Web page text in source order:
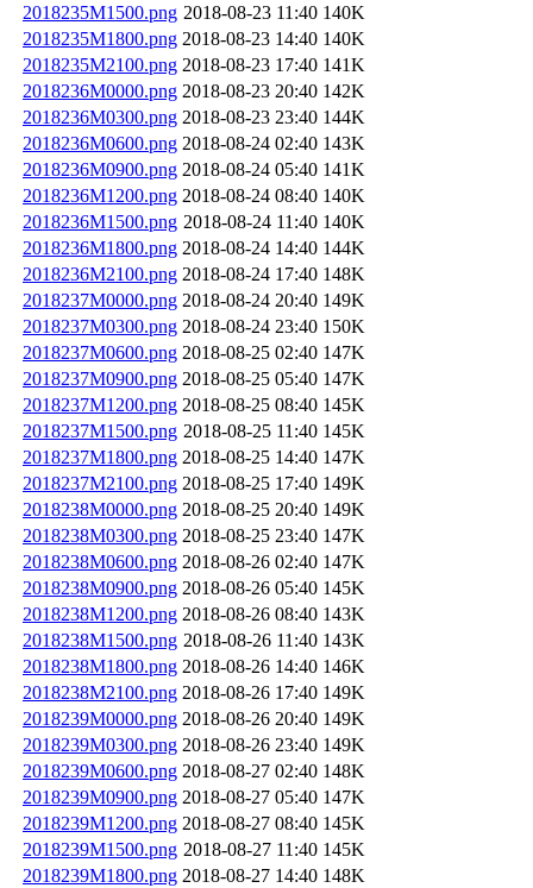
2018235M1500.png 2018-08-23 11:40 140K
2018235M1800.png 2018-08-23 14:40 140K
2018235M2100.png 2018-08-23 17:40 141K
2018236M0000.png 2018-08-23 20:40 142K
2018236M0300.png 2018-08-23 23:40 144K
2018236M0600.png 2018-08-24 02:40 143K
2018236M0900.png 2018-08-24 05:40 141K
2018236M1200.png 2018-08-24 08:40 140K
2018236M1500.png 2018-08-24 11:40 140K
2018236M1800.png 2018-08-24 14:40 144K
2018236M2100.png 2018-08-24 17:40 148K
2018237M0000.png 2018-08-24 20:40 149K
2018237M0300.png 2018-08-24 23:40 150K
2018237M0600.png 2018-08-25 02:40 147K
2018237M0900.png 2018-08-25 05:40 147K
2018237M1200.png 2018-08-25 08:40 145K
2018237M1500.png 2018-08-25 11:40 145K
2018237M1800.png 2018-08-25 14:40 147K
2018237M2100.png 2018-08-25 17:40 149K
2018238M0000.png 2018-08-25 20:40 149K
2018238M0300.png 2018-08-25 23:40 147K
2018238M0600.png 2018-08-26 02:40 147K
2018238M0900.png 2018-08-26 05:40 145K
2018238M1200.png 2018-08-26 08:40 143K
2018238M1500.png 2018-08-26 11:40 143K
2018238M1800.png 2018-08-26 14:40 146K
2018238M2100.png 2018-08-26 17:40 149K
2018239M0000.png 2018-08-26 20:40 149K
2018239M0300.png 2018-08-26 23:40 149K
2018239M0600.png 2018-08-27 02:40 148K
2018239M0900.png 2018-08-27 05:40 147K
2018239M1200.png 2018-08-27 08:40 145K
2018239M1500.png 2018-08-27 11:40 145K
2018239M1800.png 2018-08-27 14:40 148K